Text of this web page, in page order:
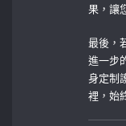
果，讓
最後，
進一步
身定制
裡，始